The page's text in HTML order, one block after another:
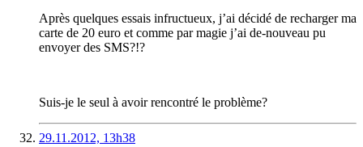
Après quelques essais infructueux, j’ai décidé de recharger ma
carte de 20 euro et comme par magie j’ai de-nouveau pu
envoyer des SMS?!?
Suis-je le seul à avoir rencontré le problème?
29.11.2012, 13h38